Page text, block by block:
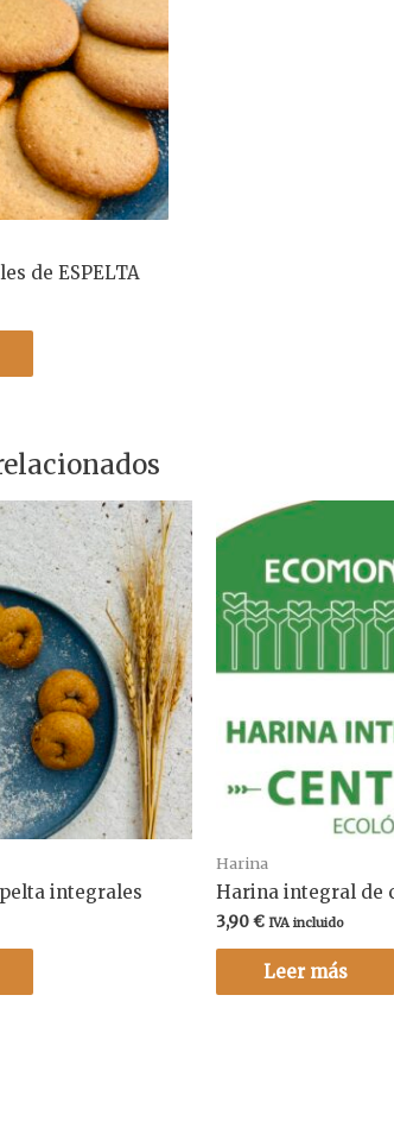
de ESPELTA
integrales
Harina
Harina integral de
3,90€ IVA incluido
Leer más